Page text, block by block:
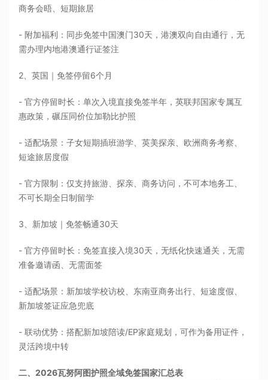
商务会晤、短期旅居
- 附加福利：同步免签中国澳门30天，港澳双向自由通行，无
需办理内地港澳通行证签注
2、英国｜免签停留6个月
- 官方停留时长：单次入境直接免签半年，英联邦国家专属互
惠政策，碾压同价位加勒比护照
- 适配场景：子女短期插班游学、英美探亲、欧洲商务考察、
短途旅居度假
- 官方限制：仅支持旅游、探亲、商务访问，不可本地务工、
不可长期全日制留学
3、新加坡｜免签畅通30天
- 官方停留时长：免签直接入境30天，无纸化快速通关，无需
准备邀请函、无需面签
- 适配场景：新加坡学校访校、东南亚商务出行、短途度假、
新加坡签证应急兜底
- 联动优势：搭配新加坡陪读/EP家庭规划，可作为备用证件，
灵活跨境中转
二、2026瓦努阿图护照全域免签国家汇总表